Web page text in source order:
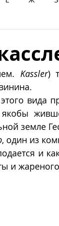
Kassler)
вида
земле
, один из
и
и